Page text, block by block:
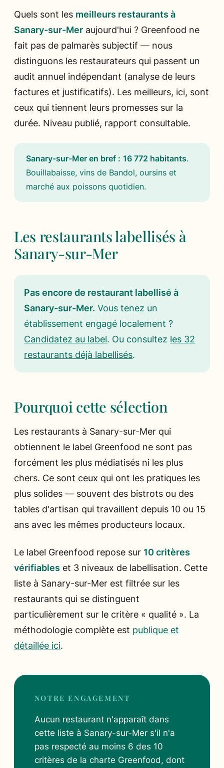
Quels sont les meilleurs restaurants à
Sanary-sur-Mer aujourd'hui ? Greenfood ne
fait pas de palmarès subjectif — nous
distinguons les restaurateurs qui passent un
audit annuel indépendant (analyse de leurs
factures et justificatifs). Les meilleurs, ici, sont
ceux qui tiennent leurs promesses sur la
durée. Niveau publié, rapport consultable.
Sanary-sur-Mer en bref : 16 772 habitants.
Bouillabaisse, vins de Bandol, oursins et
marché aux poissons quotidien.
Les restaurants labellisés à
Sanary-sur-Mer
Pas encore de restaurant labellisé à
Sanary-sur-Mer. Vous tenez un
établissement engagé localement ?
Candidatez au label. Ou consultez les 32
restaurants déjà labellisés.
Pourquoi cette sélection
Les restaurants à Sanary-sur-Mer qui
obtiennent le label Greenfood ne sont pas
forcément les plus médiatisés ni les plus
chers. Ce sont ceux qui ont les pratiques les
plus solides — souvent des bistrots ou des
tables d'artisan qui travaillent depuis 10 ou 15
ans avec les mêmes producteurs locaux.
Le label Greenfood repose sur 10 critères
vérifiables et 3 niveaux de labellisation. Cette
liste à Sanary-sur-Mer est filtrée sur les
restaurants qui se distinguent
particulièrement sur le critère « qualité ». La
méthodologie complète est publique et
détaillée ici.
NOTRE ENGAGEMENT
Aucun restaurant n'apparaît dans
cette liste à Sanary-sur-Mer s'il n'a
pas respecté au moins 6 des 10
critères de la charte Greenfood, dont